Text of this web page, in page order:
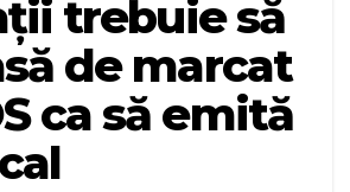
trebuie să
de marcat
ca să emită